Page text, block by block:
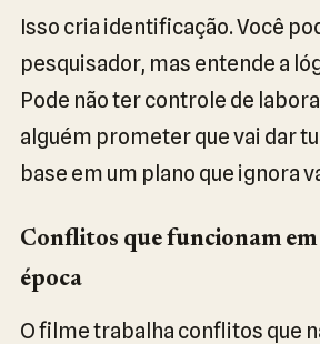
Isso cria identificação. Você
pesquisador, mas entende a
Pode não ter controle de
alguém prometer que vai dar
base em um plano que ignora
Conflitos que funcionam
época
O filme trabalha conflitos que